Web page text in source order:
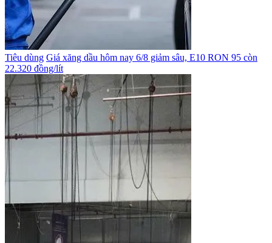
Tiêu dùng Giá xăng dầu hôm nay 6/8 giảm sâu, E10 RON 95 còn
22.320 đồng/lít